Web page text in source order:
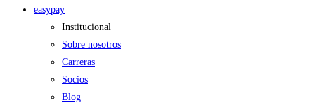
easypay
Institucional
Sobre nosotros
Carreras
Socios
Blog